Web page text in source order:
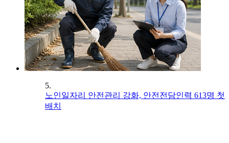
5.
노인일자리 안전관리 강화, 안전전담인력 613명 첫
배치